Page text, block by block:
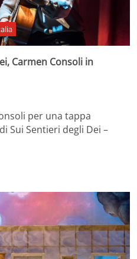
Carmen Consoli in
per una tappa
Sui Sentieri degli Dei –